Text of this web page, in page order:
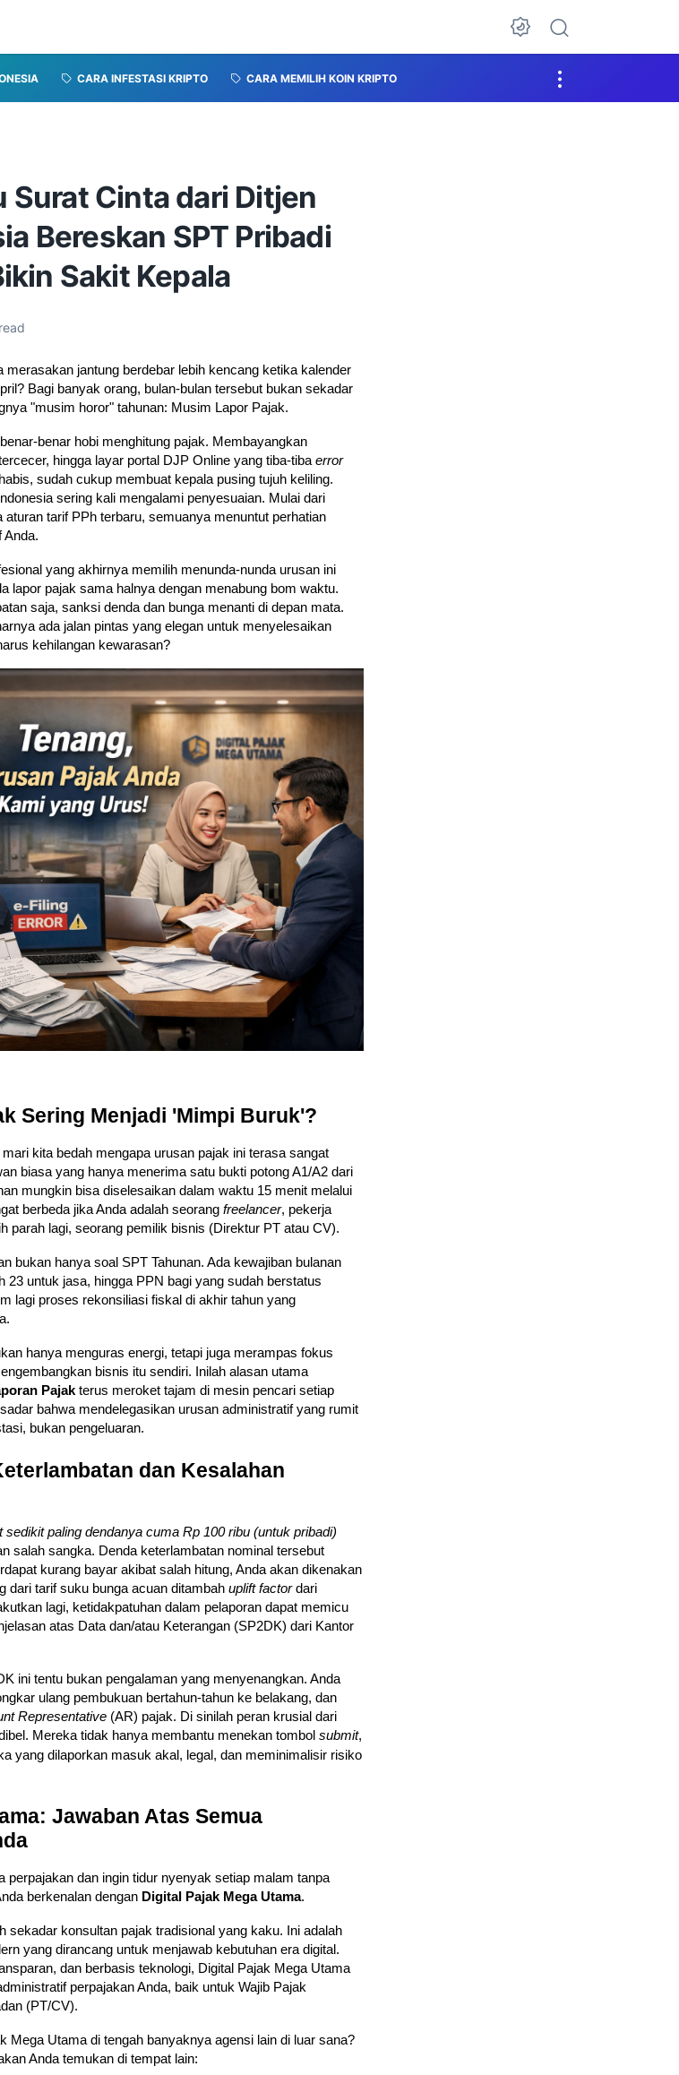
CARA INFESTASI KRIPTO CARA MEMILIH KOIN KRIPTO
Surat Cinta dari Ditjen
Bereskan SPT Pribadi
Sakit Kepala
merasakan jantung berdebar lebih kencang ketika kalender
Bagi banyak orang, bulan-bulan tersebut bukan sekadar
"musim horor" tahunan: Musim Lapor Pajak.
benar hobi menghitung pajak. Membayangkan
hingga layar portal DJP Online yang tiba-tiba error
sudah cukup membuat kepala pusing tujuh keliling.
sering kali mengalami penyesuaian. Mulai dari
aturan tarif PPh terbaru, semuanya menuntut perhatian
Anda.
yang akhirnya memilih menunda-nunda urusan ini
lapor pajak sama halnya dengan menabung bom waktu.
saja, sanksi denda dan bunga menanti di depan mata.
ada jalan pintas yang elegan untuk menyelesaikan
kehilangan kewarasan?
Sering Menjadi 'Mimpi Buruk'?
kita bedah mengapa urusan pajak ini terasa sangat
biasa yang hanya menerima satu bukti potong A1/A2 dari
mungkin bisa diselesaikan dalam waktu 15 menit melalui
berbeda jika Anda adalah seorang freelancer, pekerja
parah lagi, seorang pemilik bisnis (Direktur PT atau CV).
bukan hanya soal SPT Tahunan. Ada kewajiban bulanan
23 untuk jasa, hingga PPN bagi yang sudah berstatus
lagi proses rekonsiliasi fiskal di akhir tahun yang
hanya menguras energi, tetapi juga merampas fokus
bisnis itu sendiri. Inilah alasan utama
Pajak terus meroket tajam di mesin pencari setiap
bahwa mendelegasikan urusan administratif yang rumit
bukan pengeluaran.
dan Kesalahan
sedikit paling dendanya cuma Rp 100 ribu (untuk pribadi)
salah sangka. Denda keterlambatan nominal tersebut
kurang bayar akibat salah hitung, Anda akan dikenakan
dari tarif suku bunga acuan ditambah uplift factordari
lagi, ketidakpatuhan dalam pelaporan dapat memicu
atas Data dan/atau Keterangan (SP2DK) dari Kantor
ini tentu bukan pengalaman yang menyenangkan. Anda
ulang pembukuan bertahun-tahun ke belakang, dan
Representative (AR) pajak. Di sinilah peran krusial dari
Mereka tidak hanya membantu menekan tombol submit,
yang dilaporkan masuk akal, legal, dan meminimalisir risiko
Jawaban Atas Semua
perpajakan dan ingin tidur nyenyak setiap malam tanpa
berkenalan dengan Digital Pajak Mega Utama.
sekadar konsultan pajak tradisional yang kaku. Ini adalah
yang dirancang untuk menjawab kebutuhan era digital.
dan berbasis teknologi, Digital Pajak Mega Utama
perpajakan Anda, baik untuk Wajib Pajak
(PT/CV).
Mega Utama di tengah banyaknya agensi lain di luar sana?
Anda temukan di tempat lain: